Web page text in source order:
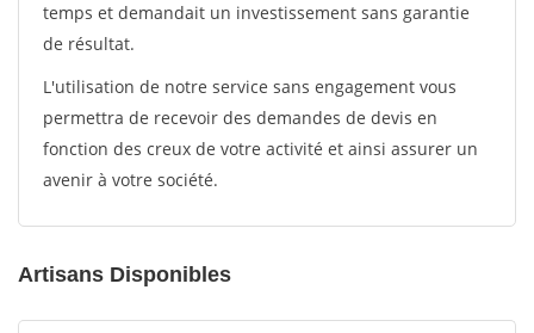
temps et demandait un investissement sans garantie
de résultat.
L'utilisation de notre service sans engagement vous
permettra de recevoir des demandes de devis en
fonction des creux de votre activité et ainsi assurer un
avenir à votre société.
Artisans Disponibles